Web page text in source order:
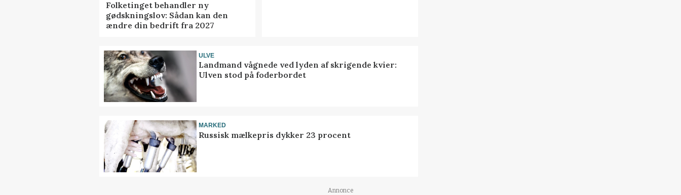
Folketinget behandler ny
gødskningslov: Sådan kan den
ændre din bedrift fra 2027
ULVE
Landmand vågnede ved lyden af skrigende kvier:
Ulven stod på foderbordet
MARKED
Russisk mælkepris dykker 23 procent
Annonce